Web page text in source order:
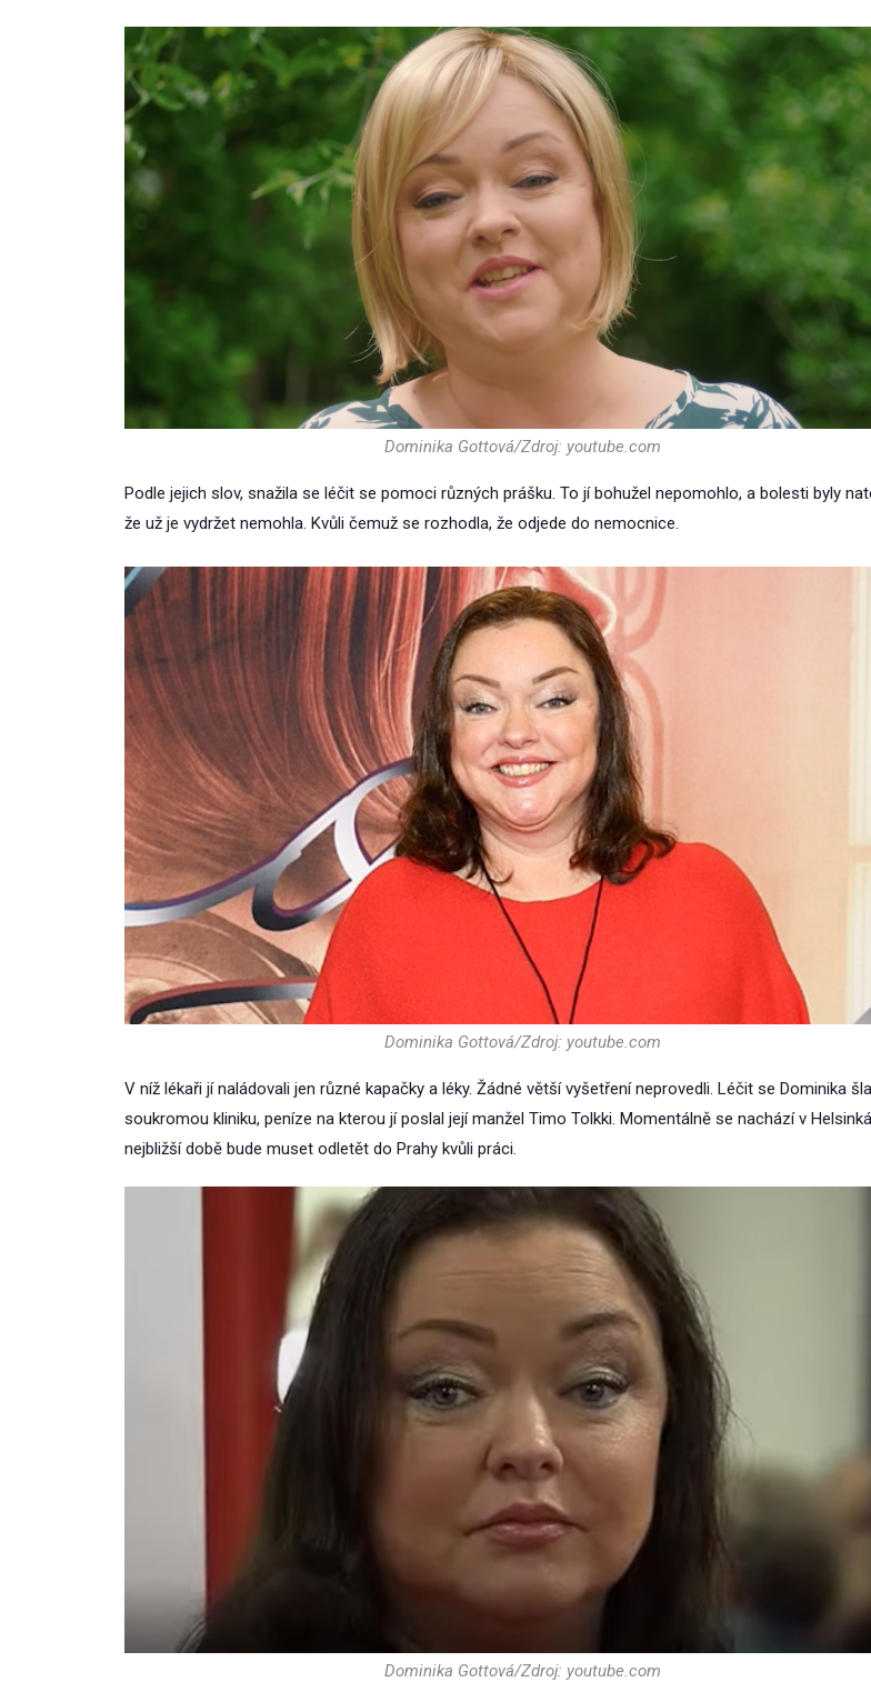
Dominika Gottová/Zdroj: youtube.com
Podle jejich slov, snažila se léčit se pomoci různých prášku. To jí bohužel nepomohlo, a bolesti byly
že už je vydržet nemohla. Kvůli čemuž se rozhodla, že odjede do nemocnice.
Dominika Gottová/Zdroj: youtube.com
V níž lékaři jí naládovali jen různé kapačky a léky. Žádné větší vyšetření neprovedli. Léčit se Dominika
soukromou kliniku, peníze na kterou jí poslal její manžel Timo Tolkki. Momentálně se nachází v
nejbližší době bude muset odletět do Prahy kvůli práci.
Dominika Gottová/Zdroj: youtube.com